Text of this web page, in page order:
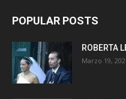
POPULAR POSTS
ROBERTA
Marzo 19,